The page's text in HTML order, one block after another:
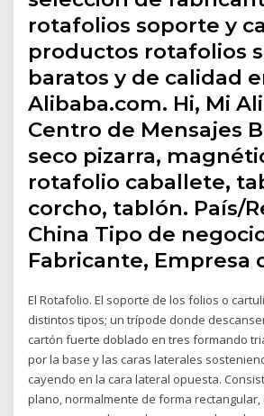
rotafolios soporte y
productos rotafolios
baratos y de calidad
Alibaba.com. Hi, Mi
Centro de Mensajes
seco pizarra,
rotafolio caballete,
corcho, tablón. País/
China Tipo de
Fabricante, Empresa
El Rotafolio. El soporte de los folios o
distintos tipos; un trípode donde
cartón fuerte doblado en tres formando
por la base y las caras laterales
cayendo en la cara lateral opuesta.
plano, normalmente de forma